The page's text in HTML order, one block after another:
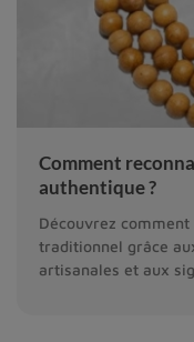
Comment
authentique ?
Découvrez
traditionnel grâce
artisanales et aux